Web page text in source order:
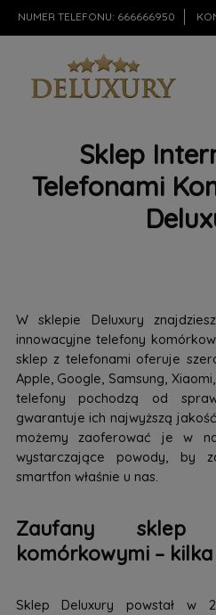
NUMER TELEFONU: 666666950
Sklep
Telefonami
W sklepie Deluxury
innowacyjne telefony
sklep z telefonami oferuje
Apple, Google, Samsung,
telefony pochodzą od
gwarantuje ich najwyższą
możemy zaoferować je w
wystarczające powody, by
smartfon właśnie u nas.
Zaufany
komórkowymi – kilka
Sklep Deluxury powstał